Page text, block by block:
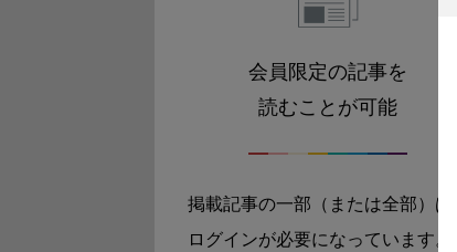
会員限定の記事を
読むことが可能
掲載記事の一部（または全部）は
ログインが必要になっています。